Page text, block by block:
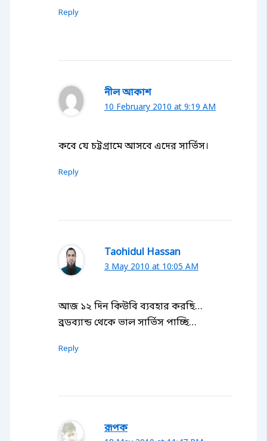
Reply
নীল আকাশ
10 February 2010 at 9:19 AM
কবে যে চট্টগ্রামে আসবে এদের সার্ভিস।
Reply
Taohidul Hassan
3 May 2010 at 10:05 AM
আজ ১২ দিন কিউবি ব্যবহার করছি…
ব্রডব্যান্ড থেকে ভাল সার্ভিস পাচ্ছি…
Reply
রূপক